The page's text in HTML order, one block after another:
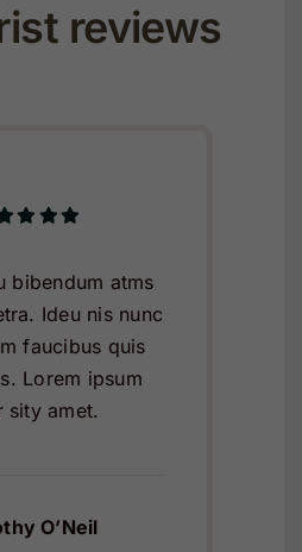
reviews
bibendum atms
Ideu nis nunc
faucibus quis
Lorem ipsum
sity amet.
O’Neil